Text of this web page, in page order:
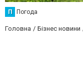
П Погода
Головна Бізнес новини